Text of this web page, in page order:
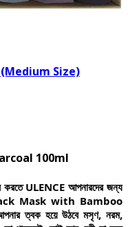
Size)
100ml
ULENCE আপনারদের জন্য
Black Mask with Bamboo
ত্বক হয়ে উঠবে মসৃণ, নরম,